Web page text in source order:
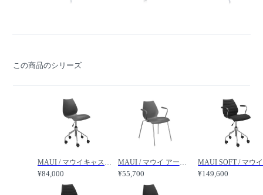
この商品のシリーズ
MAUI / マウイキャスター /
¥84,000
MAUI / マウイ アームチェア /
¥55,700 ¥149,600